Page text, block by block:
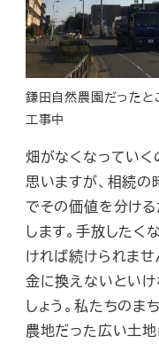
鎌田自然農園だったと
工事中
畑がなくなってい
思いますが、相続の
でその価値を分け
します。手放したく
ければ続けられませ
金に換えないとい
しょう。私たちのま
農地だった広い土